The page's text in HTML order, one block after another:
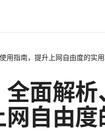
用指南，提升上网自由度的实
面解
自由